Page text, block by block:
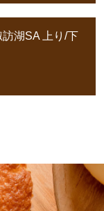
湖SA 上り/下